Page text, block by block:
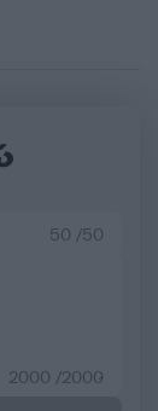
50 /50
2000 /2000